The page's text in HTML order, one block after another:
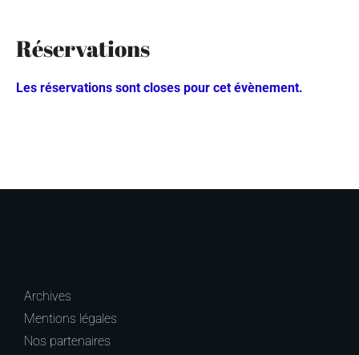
Réservations
Les réservations sont closes pour cet évènement.
Archives
Mentions légales
Nos partenaires